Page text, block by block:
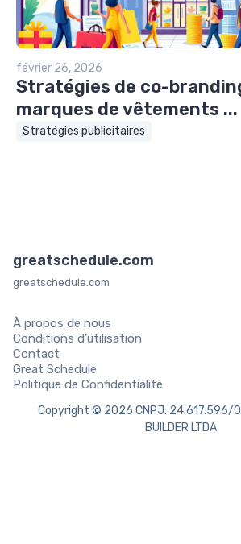
février 26, 2026
Stratégies de co-
marques de vêtements ...
Stratégies publicitaires
greatschedule.com
greatschedule.com
À propos de nous
Conditions d’utilisation
Contact
Great Schedule
Politique de Confidentialité
Copyright © 2026 CNPJ: 24.617.596/
BUILDER LTDA